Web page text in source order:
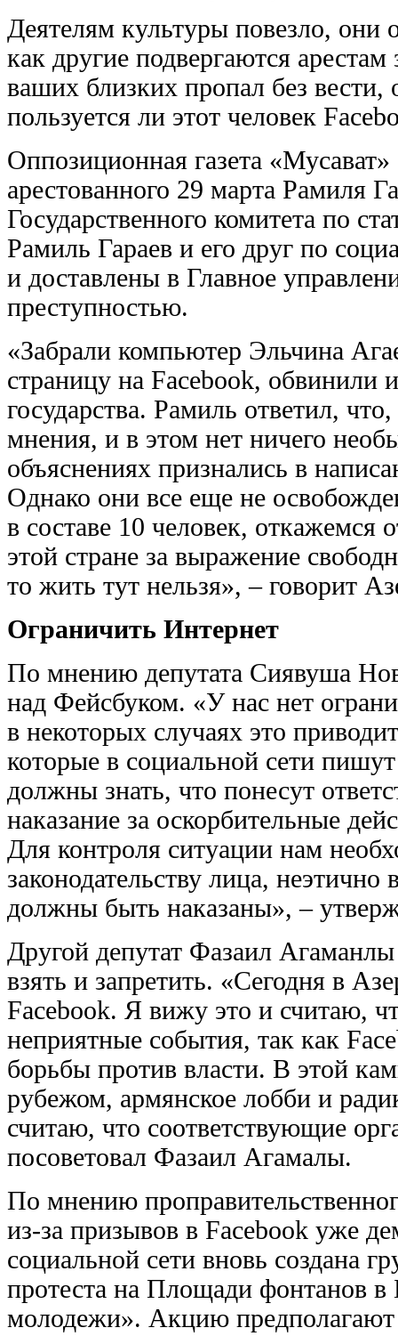
Деятелям культуры повезло, они
как другие подвергаются
ваших близких пропал без
пользуется ли этот человек
Оппозиционная газета
арестованного 29 марта Рамиля
Государственного комитета по
Рамиль Гараев и его друг по
и доставлены в Главное
преступностью.
«Забрали компьютер Эльчина
страницу на Facebook, обвинили
государства. Рамиль ответил,
мнения, и в этом нет ничего
объяснениях признались в
Однако они все еще не
в составе 10 человек, откажемся
этой стране за выражение
то жить тут нельзя», – говорит
Ограничить Интернет
По мнению депутата Сиявуша
над Фейсбуком. «У нас нет
в некоторых случаях это
которые в социальной сети
должны знать, что понесут
наказание за оскорбительные
Для контроля ситуации нам
законодательству лица,
должны быть наказаны», –
Другой депутат Фазаил
взять и запретить. «Сегодня в
Facebook. Я вижу это и считаю,
неприятные события, так как
борьбы против власти. В этой
рубежом, армянское лобби и
считаю, что соответствующие
посоветовал Фазаил Агамалы.
По мнению
из-за призывов в Facebook уже
социальной сети вновь создана
протеста на Площади фонтанов в
молодежи». Акцию предполагают